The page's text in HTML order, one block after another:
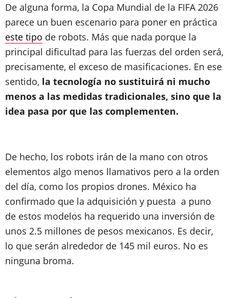
De alguna forma, la Copa Mundial de la FIFA 2026
parece un buen escenario para poner en práctica
este tipo de robots. Más que nada porque la
principal dificultad para las fuerzas del orden será,
precisamente, el exceso de masificaciones. En ese
sentido, la tecnología no sustituirá ni mucho
menos a las medidas tradicionales, sino que la
idea pasa por que las complementen.
De hecho, los robots irán de la mano con otros
elementos algo menos llamativos pero a la orden
del día, como los propios drones. México ha
confirmado que la adquisición y puesta a puno
de estos modelos ha requerido una inversión de
unos 2.5 millones de pesos mexicanos. Es decir,
lo que serán alrededor de 145 mil euros. No es
ninguna broma.